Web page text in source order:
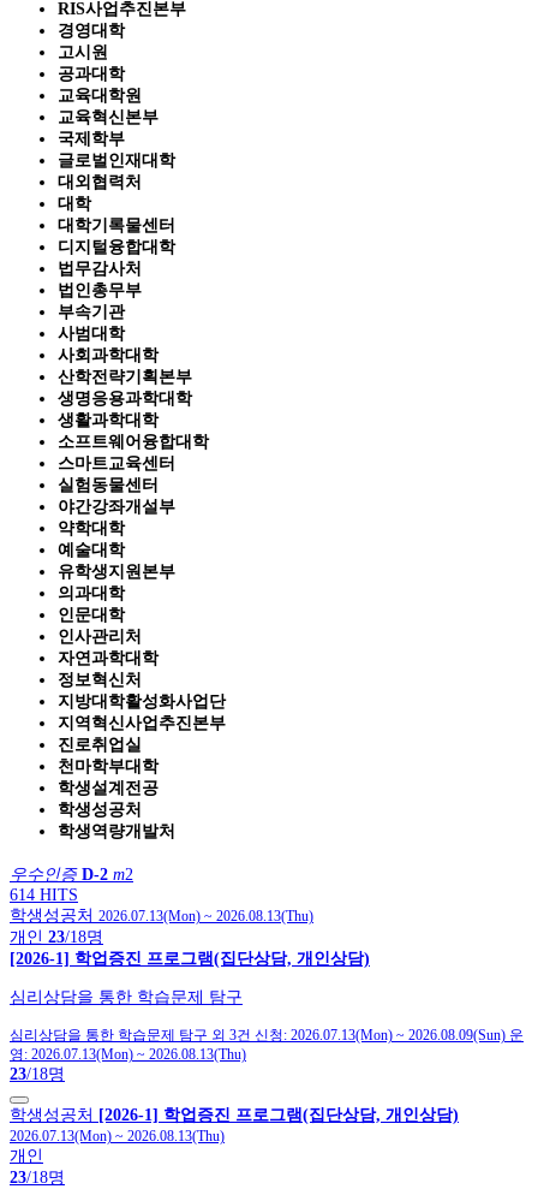
RIS사업추진본부
경영대학
고시원
공과대학
교육대학원
교육혁신본부
국제학부
글로벌인재대학
대외협력처
대학
대학기록물센터
디지털융합대학
법무감사처
법인총무부
부속기관
사범대학
사회과학대학
산학전략기획본부
생명응용과학대학
생활과학대학
소프트웨어융합대학
스마트교육센터
실험동물센터
야간강좌개설부
약학대학
예술대학
유학생지원본부
의과대학
인문대학
인사관리처
자연과학대학
정보혁신처
지방대학활성화사업단
지역혁신사업추진본부
진로취업실
천마학부대학
학생설계전공
학생성공처
학생역량개발처
우수인증 D-2 m2
614 HITS
학생성공처 2026.07.13(Mon) ~ 2026.08.13(Thu)
개인 23/18명
[2026-1] 학업증진 프로그램(집단상담, 개인상담)
심리상담을 통한 학습문제 탐구
심리상담을 통한 학습문제 탐구 외 3건 신청: 2026.07.13(Mon) ~ 2026.08.09(Sun) 운
영: 2026.07.13(Mon) ~ 2026.08.13(Thu)
23/18명
학생성공처 [2026-1] 학업증진 프로그램(집단상담, 개인상담)
2026.07.13(Mon) ~ 2026.08.13(Thu)
개인
23/18명